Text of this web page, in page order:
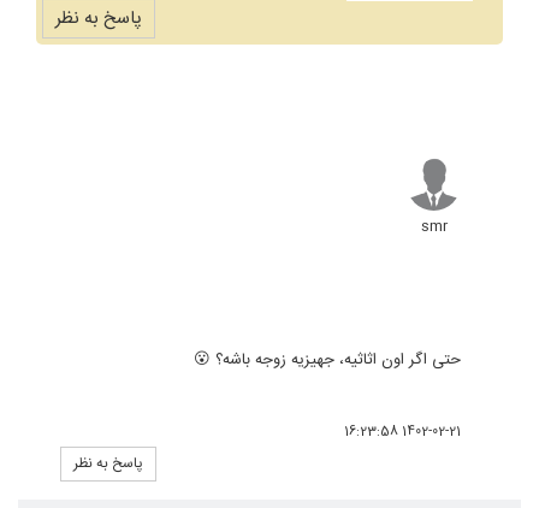
پاسخ به نظر
smr
حتی اگر اون اثاثیه، جهیزیه زوجه باشه؟ 😮
1402-02-21 16:23:58
پاسخ به نظر